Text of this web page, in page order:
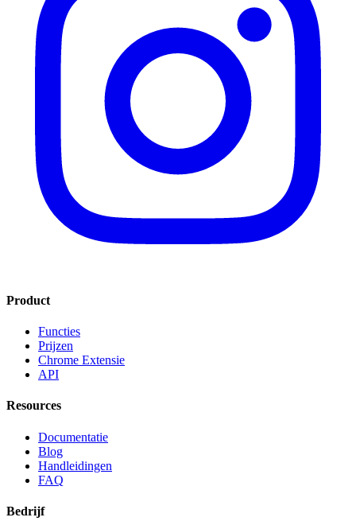
Product
Functies
Prijzen
Chrome Extensie
API
Resources
Documentatie
Blog
Handleidingen
FAQ
Bedrijf